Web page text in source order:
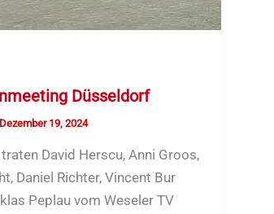
Düsseldorf
Dezember 19, 2024
David Herscu, Anni Groos,
Daniel Richter, Vincent Bur
Peplau vom Weseler TV